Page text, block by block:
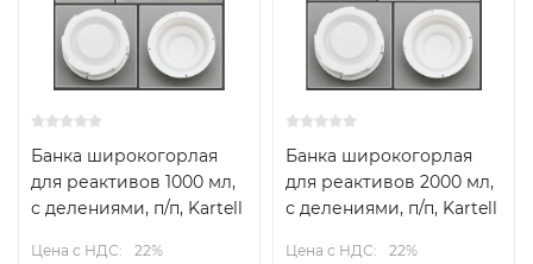
Банка широкогорлая
для реактивов 1000 мл,
с делениями, п/п, Kartell
Цена с НДС:
22%
Банка широкогорлая
для реактивов 2000 мл,
с делениями, п/п, Kartell
Цена с НДС:
22%